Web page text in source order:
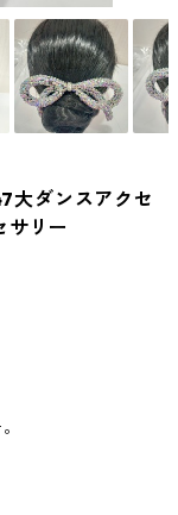
大ダンスアクセ
サリー